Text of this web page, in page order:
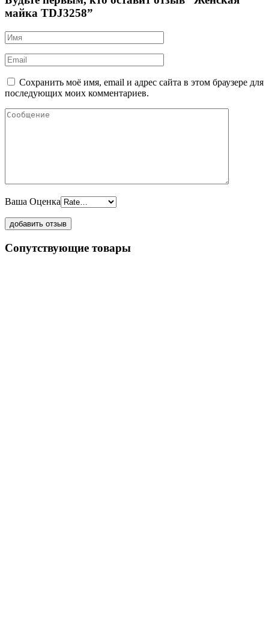
майка TDJ3258”
Сохранить моё имя, email и адрес сайта в этом браузере для
последующих моих комментариев.
Ваша Оценка
Сопутствующие товары